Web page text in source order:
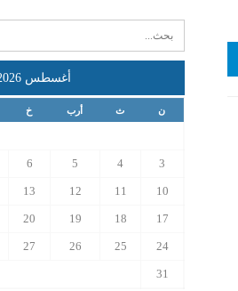
أغسطس 2026
ن ث أرب خ
3
4
5
6
10
11
12
13
17
18
19
20
24
25
26
27
31